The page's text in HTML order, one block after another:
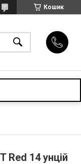
Кошик
Red 14 унцій